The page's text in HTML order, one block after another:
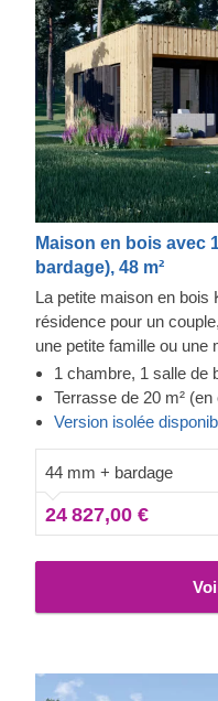
Maison en bois avec
bardage), 48 m²
La petite maison en bois
résidence pour un
une petite famille ou une
conception et son
aideront à passer de
restant près de vos
l'entrée ombragée qui
ouverte, soit à la
également une salle de
rangement. Complétez
votre nouvelle maison
votre plus grand confort,
est également disponible.
1 chambre, 1 salle de
Terrasse de 20 m² (en
Version isolée
44 mm + bardage
24 827,00 €